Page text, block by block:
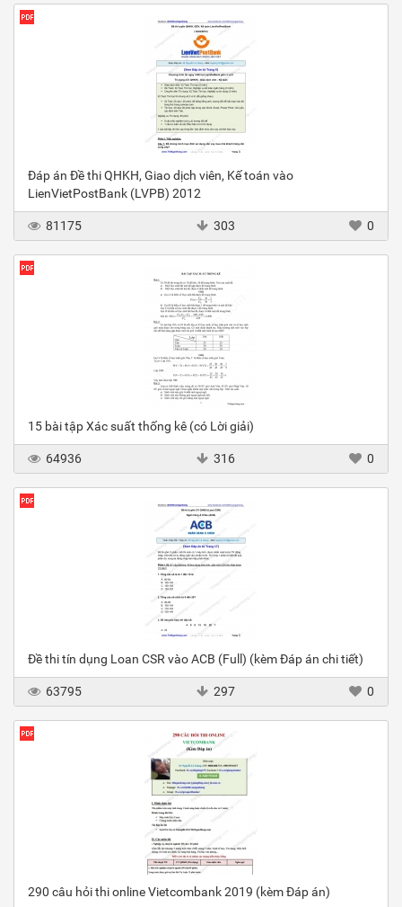
Đáp án Đề thi QHKH, Giao dịch viên, Kế toán vào
LienVietPostBank (LVPB) 2012
81175 303 0
15 bài tập Xác suất thống kê (có Lời giải)
64936 316 0
Đề thi tín dụng Loan CSR vào ACB (Full) (kèm Đáp án chi tiết)
63795 297 0
290 câu hỏi thi online Vietcombank 2019 (kèm Đáp án)